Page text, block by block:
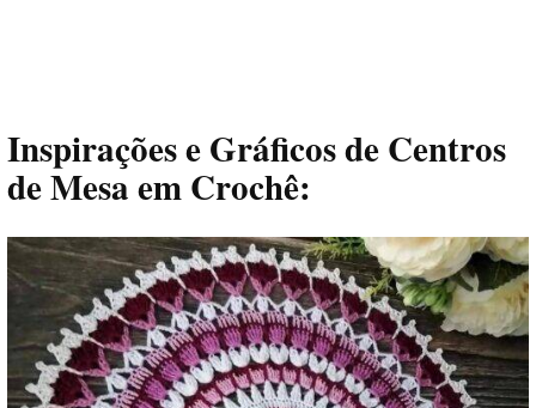
Inspirações e Gráficos de Centros
de Mesa em Crochê: